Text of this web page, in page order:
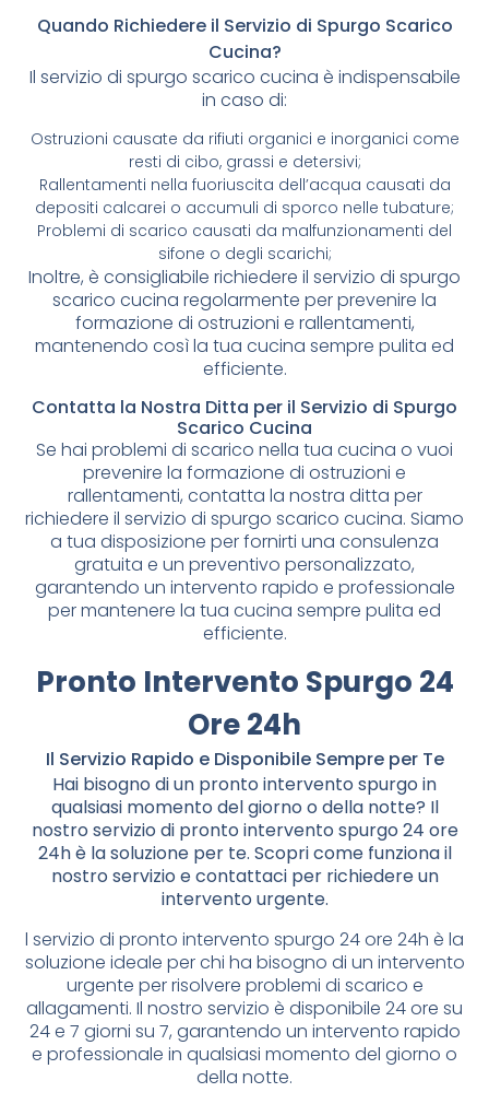
Quando Richiedere il Servizio di Spurgo Scarico
Cucina?
Il servizio di spurgo scarico cucina è indispensabile
in caso di:
Ostruzioni causate da rifiuti organici e inorganici come
resti di cibo, grassi e detersivi;
Rallentamenti nella fuoriuscita dell’acqua causati da
depositi calcarei o accumuli di sporco nelle tubature;
Problemi di scarico causati da malfunzionamenti del
sifone o degli scarichi;
Inoltre, è consigliabile richiedere il servizio di spurgo
scarico cucina regolarmente per prevenire la
formazione di ostruzioni e rallentamenti,
mantenendo così la tua cucina sempre pulita ed
efficiente.
Contatta la Nostra Ditta per il Servizio di Spurgo
Scarico Cucina
Se hai problemi di scarico nella tua cucina o vuoi
prevenire la formazione di ostruzioni e
rallentamenti, contatta la nostra ditta per
richiedere il servizio di spurgo scarico cucina. Siamo
a tua disposizione per fornirti una consulenza
gratuita e un preventivo personalizzato,
garantendo un intervento rapido e professionale
per mantenere la tua cucina sempre pulita ed
efficiente.
Pronto Intervento Spurgo 24
Ore 24h
Il Servizio Rapido e Disponibile Sempre per Te
Hai bisogno di un pronto intervento spurgo in
qualsiasi momento del giorno o della notte? Il
nostro servizio di pronto intervento spurgo 24 ore
24h è la soluzione per te. Scopri come funziona il
nostro servizio e contattaci per richiedere un
intervento urgente.
l servizio di pronto intervento spurgo 24 ore 24h è la
soluzione ideale per chi ha bisogno di un intervento
urgente per risolvere problemi di scarico e
allagamenti. Il nostro servizio è disponibile 24 ore su
24 e 7 giorni su 7, garantendo un intervento rapido
e professionale in qualsiasi momento del giorno o
della notte.